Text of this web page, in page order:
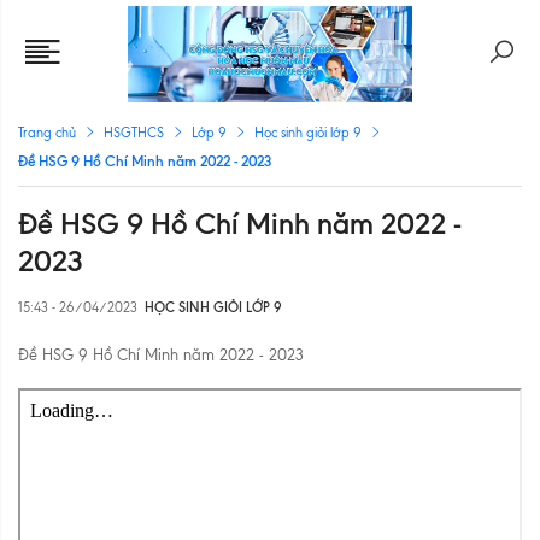
Trang chủ HSGTHCS Lớp 9 Học sinh giỏi lớp 9
Đề HSG 9 Hồ Chí Minh năm 2022 - 2023
Đề HSG 9 Hồ Chí Minh năm 2022 -
2023
15:43 - 26/04/2023 HỌC SINH GIỎI LỚP 9
Đề HSG 9 Hồ Chí Minh năm 2022 - 2023